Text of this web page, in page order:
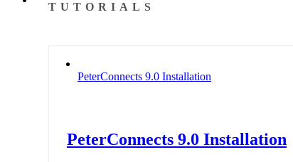
TUTORIALS
PeterConnects 9.0 Installation
PeterConnects 9.0 Installation